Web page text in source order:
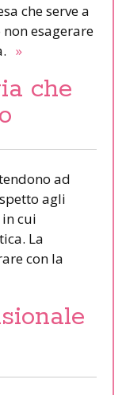
che serve a
esagerare
»
che
ad
agli
cui
La
con la